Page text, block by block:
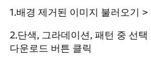
1.배경 제거된 이미지 불러오기
2.단색, 그라데이션, 패턴 중 선
다운로드 버튼 클릭